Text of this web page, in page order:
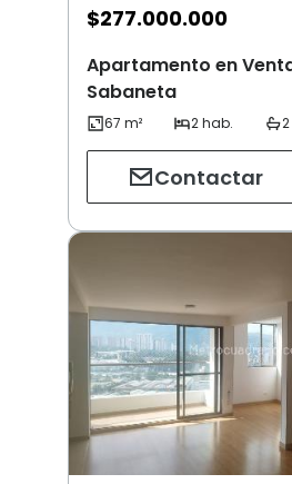
$277.000.000
Apartamento en
Sabaneta
Contactar